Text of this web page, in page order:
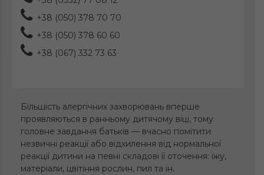
+38 (050) 378 70 70
+38 (050) 378 60 60
+38 (067) 332 73 63
Більшість алергічних захворювань вперше
проявляються в ранньому дитячому віці, тому
головне завдання батьків — вчасно помітити
незвичні реакції або відхилення від нормальної
реакції дитини на певні складові її оточення: їжу,
матеріали, цвітіння рослин, пил та ін.